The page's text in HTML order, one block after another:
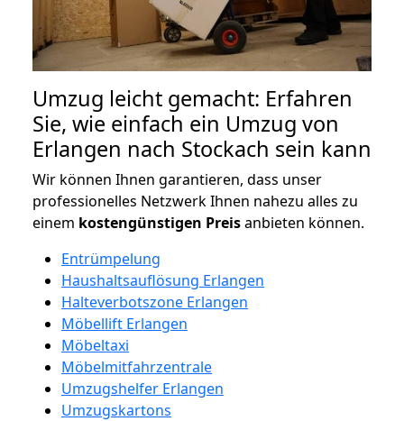
Umzug leicht gemacht: Erfahren
Sie, wie einfach ein Umzug von
Erlangen nach Stockach sein kann
Wir können Ihnen garantieren, dass unser
professionelles Netzwerk Ihnen nahezu alles zu
einem kostengünstigen Preisanbieten können.
Entrümpelung
Haushaltsauflösung Erlangen
Halteverbotszone Erlangen
Möbellift Erlangen
Möbeltaxi
Möbelmitfahrzentrale
Umzugshelfer Erlangen
Umzugskartons